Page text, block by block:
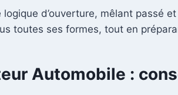
logique d’ouverture, mêlant passé
toutes ses formes, tout en
Automobile :